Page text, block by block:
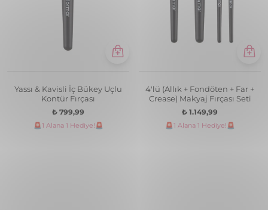
Yassı & Kavisli İç Bükey Uçlu
Kontür Fırçası
₺ 799,99
🚨1 Alana 1 Hediye!🚨
4'lü (Allık + Fondöten + Far +
Crease) Makyaj Fırçası Seti
₺ 1.149,99
🚨1 Alana 1 Hediye!🚨